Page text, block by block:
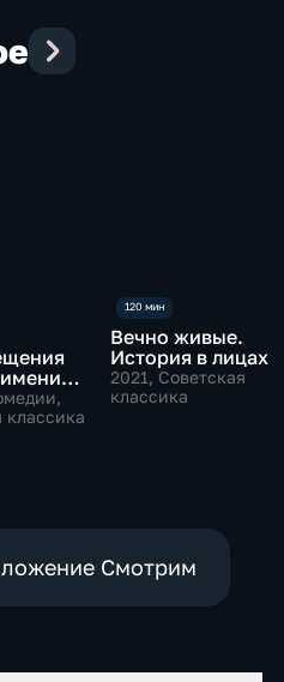
классика
Вечно живые.
История в лицах
2021, Советская
классика
Смотрим